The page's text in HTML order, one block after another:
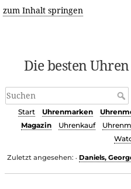
zum Inhalt springen
Die besten
Start Uhrenmarken
Magazin
Uhrenkauf
Zuletzt angesehen: • Daniels,